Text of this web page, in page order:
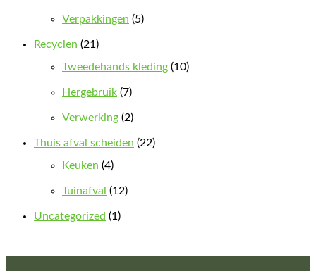
Verpakkingen (5)
Recyclen (21)
Tweedehands kleding (10)
Hergebruik (7)
Verwerking (2)
Thuis afval scheiden (22)
Keuken (4)
Tuinafval (12)
Uncategorized (1)